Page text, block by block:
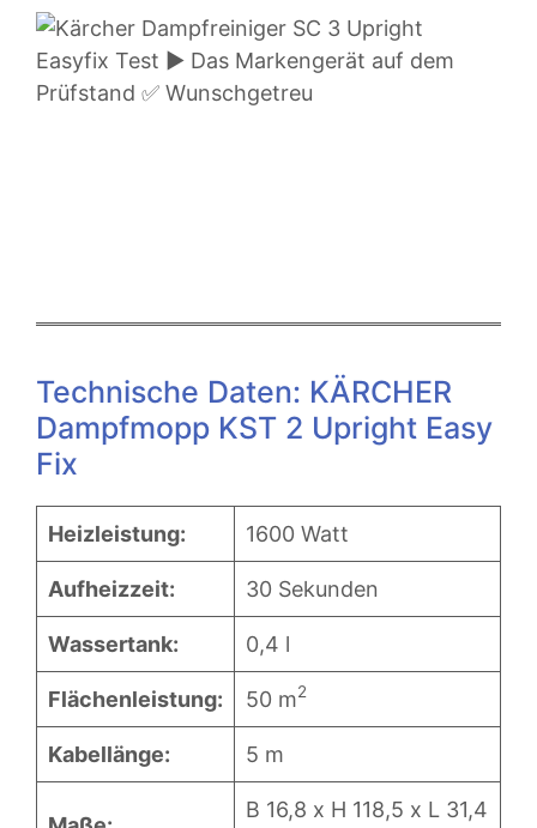
Technische Daten: KÄRCHER
Dampfmopp KST 2 Upright Easy
Fix
Heizleistung: 1600 Watt
Aufheizzeit: 30 Sekunden
Wassertank: 0,4 l
Flächenleistung: 50 m2
Kabellänge: 5 m
B 16,8 x H 118,5 x L 31,4